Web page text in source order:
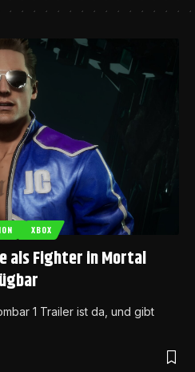
XBOX
als Fighter in Mortal
1 Trailer ist da, und gibt